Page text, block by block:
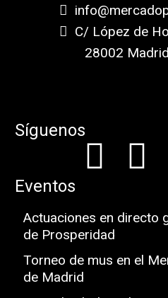
C/ López de
28002
Síguenos
Eventos
Actuaciones en directo
de Prosperidad
Torneo de mus en el
de Madrid